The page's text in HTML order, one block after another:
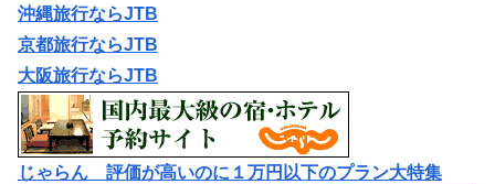
沖縄旅行ならJTB
京都旅行ならJTB
大阪旅行ならJTB
じゃらん 評価が高いのに１万円以下のプラン大特集